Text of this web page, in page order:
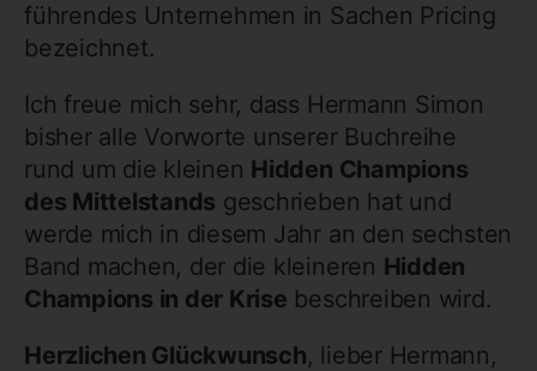
führendes Unternehmen in Sachen Pricing
bezeichnet.
Ich freue mich sehr, dass Hermann Simon
bisher alle Vorworte unserer Buchreihe
rund um die kleinen Hidden Champions
des Mittelstands geschrieben hat und
werde mich in diesem Jahr an den sechsten
Band machen, der die kleineren Hidden
Champions in der Krise beschreiben wird.
Herzlichen Glückwunsch, lieber Hermann,